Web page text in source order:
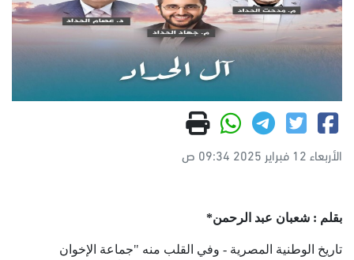
الأربعاء 12 فبراير 2025 09:34 ص
بقلم : شعبان عبد الرحمن*
تاريخ الوطنية المصرية - وفي القلب منه "جماعة الإخوان